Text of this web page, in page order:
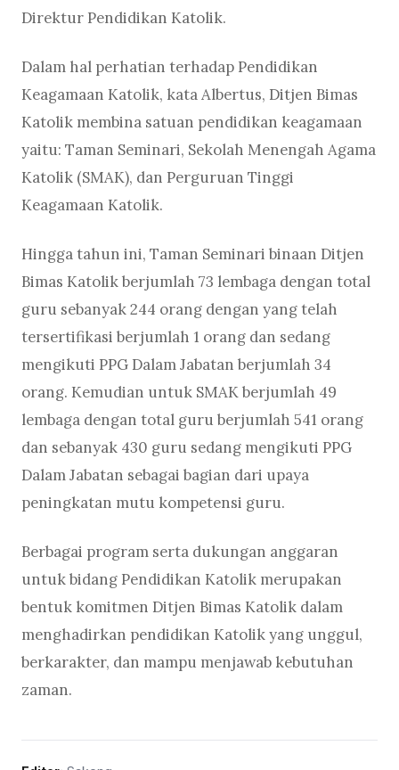
Direktur Pendidikan Katolik.
Dalam hal perhatian terhadap Pendidikan
Keagamaan Katolik, kata Albertus, Ditjen Bimas
Katolik membina satuan pendidikan keagamaan
yaitu: Taman Seminari, Sekolah Menengah Agama
Katolik (SMAK), dan Perguruan Tinggi
Keagamaan Katolik.
Hingga tahun ini, Taman Seminari binaan Ditjen
Bimas Katolik berjumlah 73 lembaga dengan total
guru sebanyak 244 orang dengan yang telah
tersertifikasi berjumlah 1 orang dan sedang
mengikuti PPG Dalam Jabatan berjumlah 34
orang. Kemudian untuk SMAK berjumlah 49
lembaga dengan total guru berjumlah 541 orang
dan sebanyak 430 guru sedang mengikuti PPG
Dalam Jabatan sebagai bagian dari upaya
peningkatan mutu kompetensi guru.
Berbagai program serta dukungan anggaran
untuk bidang Pendidikan Katolik merupakan
bentuk komitmen Ditjen Bimas Katolik dalam
menghadirkan pendidikan Katolik yang unggul,
berkarakter, dan mampu menjawab kebutuhan
zaman.